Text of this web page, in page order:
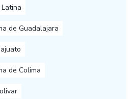
de Guadalajara
de Colima